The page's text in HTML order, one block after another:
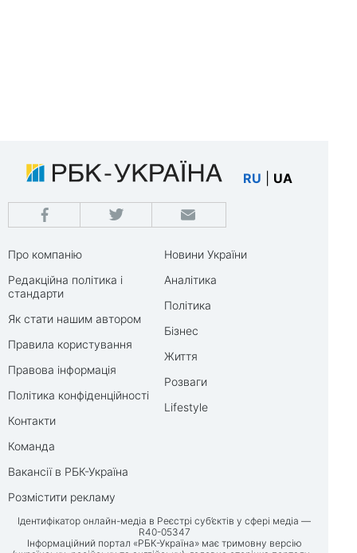
RU UA
Про компанію
Редакційна політика і
стандарти
Як стати нашим автором
Правила користування
Правова інформація
Політика конфіденційності
Контакти
Команда
Вакансії в РБК-Україна
Розмістити рекламу
Новини України
Аналітика
Політика
Бізнес
Життя
Розваги
Lifestyle
Ідентифікатор онлайн-медіа в Реєстрі суб’єктів у сфері медіа —
R40-05347
Інформаційний портал «РБК-Україна» має тримовну версію